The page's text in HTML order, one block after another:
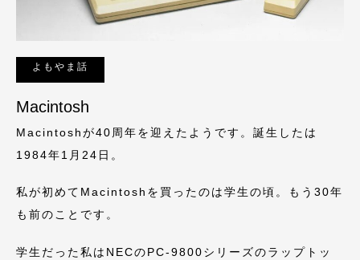
よもやま話
Macintosh
Macintoshが40周年を迎えたようです。誕生したは
1984年1月24日。
私が初めてMacintoshを買ったのは学生の頃。もう30年
も前のことです。
学生だった私はNECのPC-9800シリーズのラップトッ